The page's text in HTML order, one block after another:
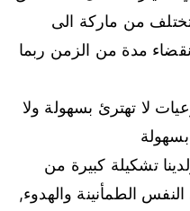
من ماركة الى
مدة من الزمن ربما
لا تهترئ بسهولة ولا
تشكيلة كبيرة من
الطمأنينة والهدوء,